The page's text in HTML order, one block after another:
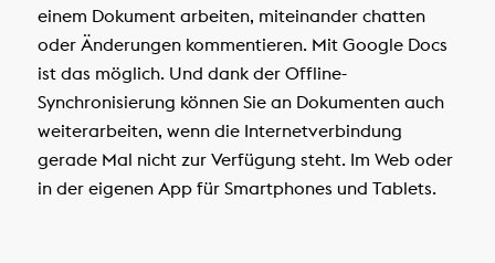
einem Dokument arbeiten, miteinander chatten
oder Änderungen kommentieren. Mit Google Docs
ist das möglich. Und dank der Offline-
Synchronisierung können Sie an Dokumenten auch
weiterarbeiten, wenn die Internetverbindung
gerade Mal nicht zur Verfügung steht. Im Web oder
in der eigenen App für Smartphones und Tablets.